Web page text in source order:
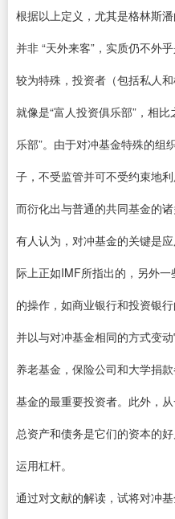
根据以上定义，尤其是格林斯
并非 “天外来客”，实质仍不外
较为特殊，投资者（包括私人
就像是“富人投资俱乐部”，相
乐部”。由于对冲基金特殊的组
子，不受监管并可不受约束地
而衍化出与普通的共同基金的诸
有人认为，对冲基金的关键是
际上正如IMF所指出的，另外
的操作，如商业银行和投资银
并以与对冲基金相同的方式变
养老基金，保险公司和大学捐
基金的最重要投资者。此外，
总资产和债务是它们的资本的
运用杠杆。
通过对文献的解读，试将对冲